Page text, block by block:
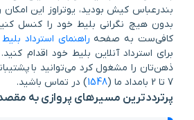
بندرعباس کیش بودید، یوتراوز این امکان
بدون هیچ نگرانی بلیط خود را کنسل
کافی‌ست به صفحه راهنمای استرداد
برای استرداد آنلاین بلیط خود اقدام
7 تا 2 بامداد ما (
1548) در تماس باشید.
پرترددترین مسیرهای پروازی به